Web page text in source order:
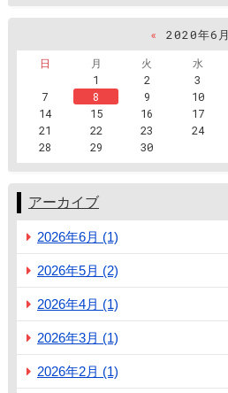
« 2020年6月
日
月 火 水
1
2 3
7
8 9 10
14
15 16 17
21
22 23 24
28
29 30
アーカイブ
2026年6月 (1)
2026年5月 (2)
2026年4月 (1)
2026年3月 (1)
2026年2月 (1)